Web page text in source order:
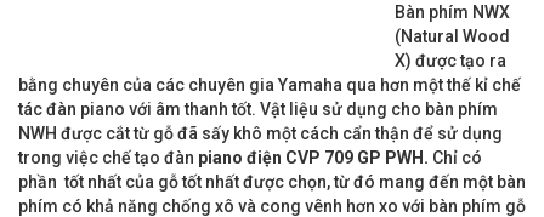
Bàn phím NWX
(Natural Wood
X) được tạo ra
bằng chuyên của các chuyên gia Yamaha qua hơn một thế kỉ chế
tác đàn piano với âm thanh tốt. Vật liệu sử dụng cho bàn phím
NWH được cắt từ gỗ đã sấy khô một cách cẩn thận để sử dụng
trong việc chế tạo đàn piano điện CVP 709 GP PWH. Chỉ có
phần tốt nhất của gỗ tốt nhất được chọn, từ đó mang đến một bàn
phím có khả năng chống xô và cong vênh hơn xo với bàn phím gỗ